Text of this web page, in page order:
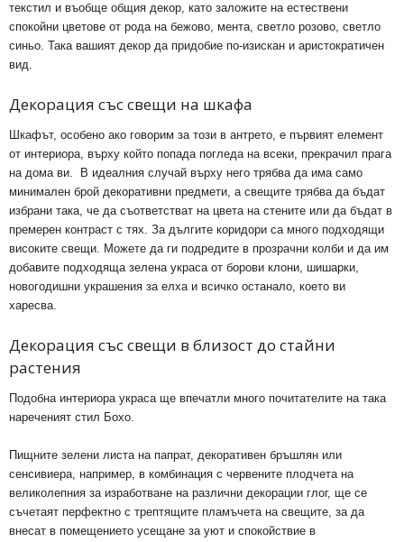
текстил и въобще общия декор, като заложите на естествени
спокойни цветове от рода на бежово, мента, светло розово, светло
синьо. Така вашият декор да придобие по-изискан и аристократичен
вид.
Декорация със свещи на шкафа
Шкафът, особено ако говорим за този в антрето, е първият елемент
от интериора, върху който попада погледа на всеки, прекрачил прага
на дома ви. В идеалния случай върху него трябва да има само
минимален брой декоративни предмети, а свещите трябва да бъдат
избрани така, че да съответстват на цвета на стените или да бъдат в
премерен контраст с тях. За дългите коридори са много подходящи
високите свещи. Можете да ги подредите в прозрачни колби и да им
добавите подходяща зелена украса от борови клони, шишарки,
новогодишни украшения за елха и всичко останало, което ви
харесва.
Декорация със свещи в близост до стайни
растения
Подобна интериора украса ще впечатли много почитателите на така
нареченият стил Бохо.
Пищните зелени листа на папрат, декоративен бръшлян или
сенсивиера, например, в комбинация с червените плодчета на
великолепния за изработване на различни декорации глог, ще се
съчетаят перфектно с трептящите пламъчета на свещите, за да
внесат в помещението усещане за уют и спокойствие в